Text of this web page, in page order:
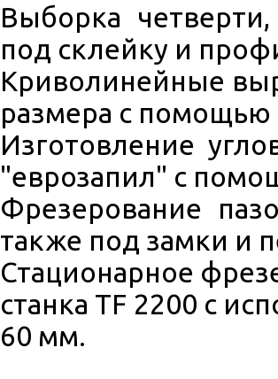
Выборка
под склейку и
Криволинейные
размера с
Изготовление
"еврозапил" с
Фрезерование
также под замки и
Стационарное
станка TF 2200 с
60 мм.